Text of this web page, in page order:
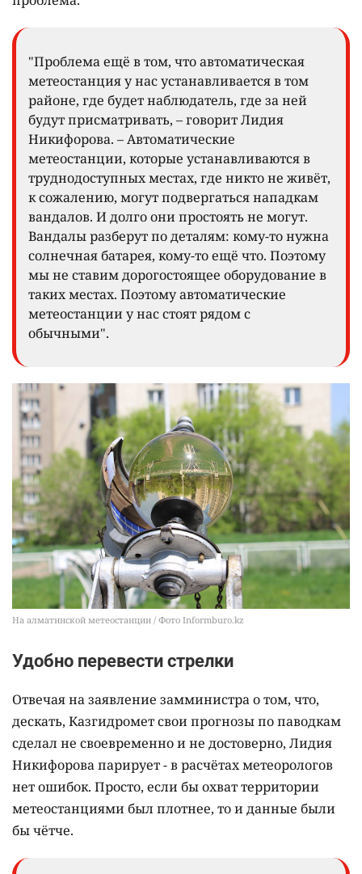
"Проблема ещё в том, что автоматическая
метеостанция у нас устанавливается в том
районе, где будет наблюдатель, где за ней
будут присматривать, – говорит Лидия
Никифорова. – Автоматические
метеостанции, которые устанавливаются в
труднодоступных местах, где никто не живёт,
к сожалению, могут подвергаться нападкам
вандалов. И долго они простоять не могут.
Вандалы разберут по деталям: кому-то нужна
солнечная батарея, кому-то ещё что. Поэтому
мы не ставим дорогостоящее оборудование в
таких местах. Поэтому автоматические
метеостанции у нас стоят рядом с
обычными".
На алматинской метеостанции / Фото Informburo.kz
Удобно перевести стрелки
Отвечая на заявление замминистра о том, что,
дескать, Казгидромет свои прогнозы по паводкам
сделал не своевременно и не достоверно, Лидия
Никифорова парирует - в расчётах метеорологов
нет ошибок. Просто, если бы охват территории
метеостанциями был плотнее, то и данные были
бы чётче.